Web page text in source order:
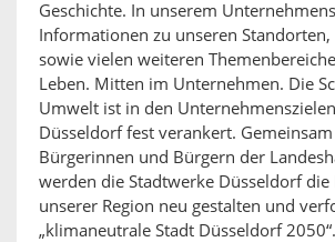
Geschichte. In unserem
Informationen zu unseren Standorten,
sowie vielen weiteren
Leben. Mitten im Unternehmen. Die
Umwelt ist in den
Düsseldorf fest verankert.
Bürgerinnen und Bürgern der
werden die Stadtwerke Düsseldorf die
unserer Region neu gestalten und
„klimaneutrale Stadt Düsseldorf